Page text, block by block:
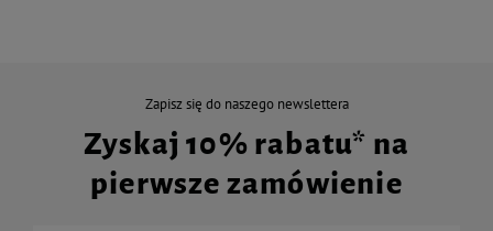
Zapisz się do naszego newslettera
Zyskaj 10% rabatu* na
pierwsze zamówienie